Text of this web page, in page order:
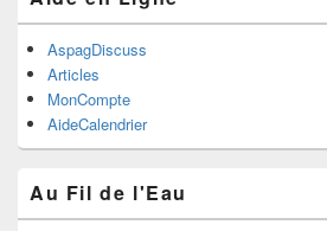
AspagDiscuss
Articles
MonCompte
AideCalendrier
Au Fil de l'Eau